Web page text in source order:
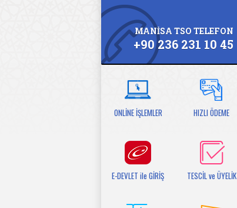
MANİSA TSO TELEFON
+90 236 231 10 45
ONLİNE İŞLEMLER HIZLI ÖDEME
E-DEVLET ile GİRİŞ TESCİL ve ÜYELİK